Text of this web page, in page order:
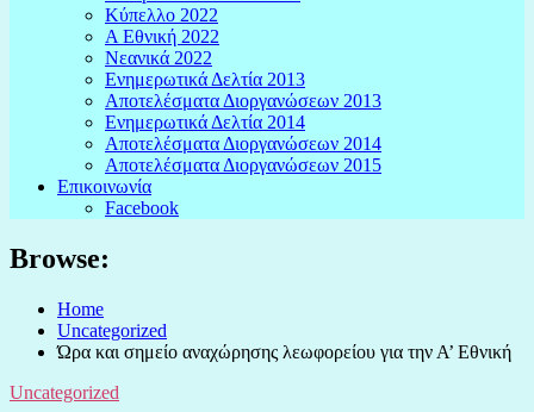
Κύπελλο 2022
Α Εθνική 2022
Νεανικά 2022
Ενημερωτικά Δελτία 2013
Αποτελέσματα Διοργανώσεων 2013
Ενημερωτικά Δελτία 2014
Αποτελέσματα Διοργανώσεων 2014
Αποτελέσματα Διοργανώσεων 2015
Επικοινωνία
Facebook
Browse:
Home
Uncategorized
Ώρα και σημείο αναχώρησης λεωφορείου για την Α’ Εθνική
Uncategorized